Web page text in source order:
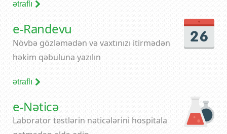
ətraflı
e-Randevu
Növbə gözləmədən və vaxtınızı itirmədən
həkim qəbuluna yazılın
ətraflı
e-Nəticə
Laborator testlərin nəticələrini hospitala